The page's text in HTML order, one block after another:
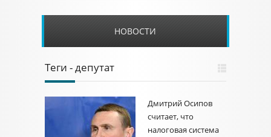
НОВОСТИ
Теги - депутат
Дмитрий Осипов
считает, что
налоговая система